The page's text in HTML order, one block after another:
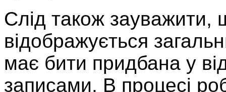
Слід також зауважити,
відображується
має бити придбана у
записами. В процесі